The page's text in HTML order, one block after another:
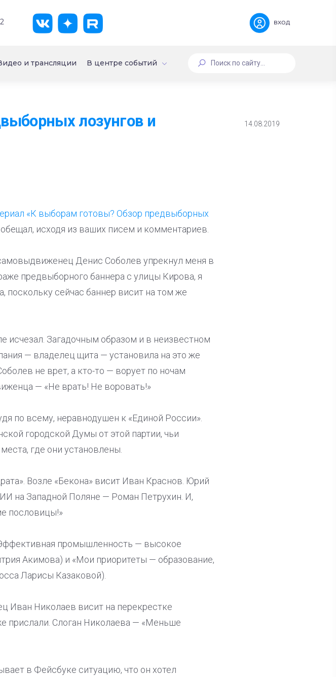
вход
и трансляции В центре событий
лозунгов и
14.08.2019
«К выборам готовы? Обзор предвыборных
исходя из ваших писем и комментариев.
Денис Соболев упрекнул меня в
предвыборного баннера с улицы Кирова, я
поскольку сейчас баннер висит на том же
исчезал. Загадочным образом и в неизвестном
— владелец щита — установила на это же
не врет, а кто-то — ворует по ночам
— «Не врать! Не воровать!»
по всему, неравнодушен к «Единой России».
городской Думы от этой партии, чьи
где они установлены.
Возле «Бекона» висит Иван Краснов. Юрий
на Западной Поляне — Роман Петрухин. И,
пословицы!»
промышленность — высокое
Акимова) и «Мои приоритеты — образование,
Ларисы Казаковой).
Иван Николаев висит на перекрестке
прислали. Слоган Николаева — «Меньше
в Фейсбуке ситуацию, что он хотел